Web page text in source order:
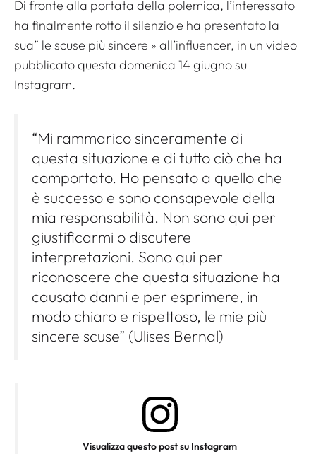
Di fronte alla portata della polemica, l’interessato
ha finalmente rotto il silenzio e ha presentato la
sua” le scuse più sincere » all’influencer, in un video
pubblicato questa domenica 14 giugno su
Instagram.
“Mi rammarico sinceramente di
questa situazione e di tutto ciò che ha
comportato. Ho pensato a quello che
è successo e sono consapevole della
mia responsabilità. Non sono qui per
giustificarmi o discutere
interpretazioni. Sono qui per
riconoscere che questa situazione ha
causato danni e per esprimere, in
modo chiaro e rispettoso, le mie più
sincere scuse” (Ulises Bernal)
Visualizza questo post su Instagram